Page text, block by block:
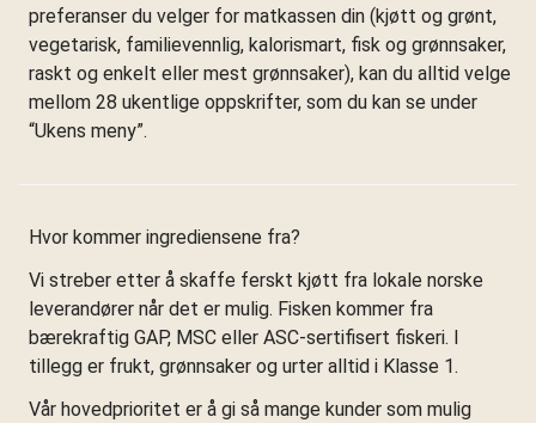
preferanser du velger for matkassen din (kjøtt og grønt,
vegetarisk, familievennlig, kalorismart, fisk og grønnsaker,
raskt og enkelt eller mest grønnsaker), kan du alltid velge
mellom 28 ukentlige oppskrifter, som du kan se under
“Ukens meny”.
Hvor kommer ingrediensene fra?
Vi streber etter å skaffe ferskt kjøtt fra lokale norske
leverandører når det er mulig. Fisken kommer fra
bærekraftig GAP, MSC eller ASC-sertifisert fiskeri. I
tillegg er frukt, grønnsaker og urter alltid i Klasse 1.
Vår hovedprioritet er å gi så mange kunder som mulig